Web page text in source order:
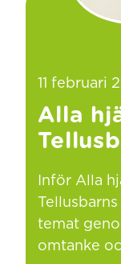
11 februari
Alla
Inför Alla
temat
omtanke